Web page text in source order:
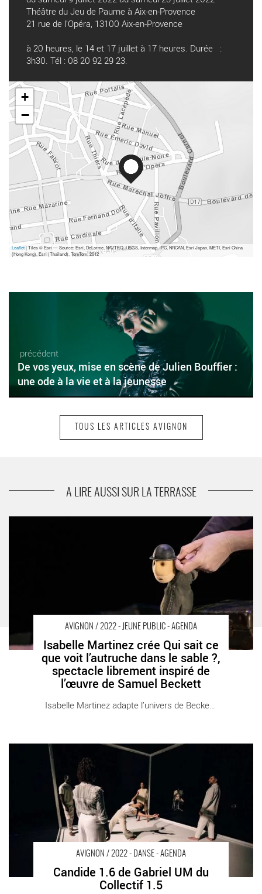
Théâtre du Jeu de Paume à Aix-en-Provence
21 rue de l'Opéra, 13100 Aix-en-Provence
à 20 heures, le 14 et 17 juillet à 17 heures. Durée
:
3h30. Tél : 08 20 92 29 23.
+
−
Leaflet| Tiles © Esri — Source: Esri, DeLorme, NAVTEQ, USGS, Intermap, iPC, NRCAN, Esri Japan, METI, Esri China
(Hong Kong), Esri (Thailand), TomTom, 2012
précédent
De vos yeux, mise en scène de Julien Bouffier :
une ode à la vie et à la jeunesse
Six°, une comédie acrobatique
TOUS LES ARTICLES AVIGNON
A LIRE AUSSI SUR LA TERRASSE
AVIGNON / 2022 - JEUNE PUBLIC - AGENDA
Isabelle Martinez crée Qui sait ce
que voit l’autruche dans le sable ?,
spectacle librement inspiré de
l’œuvre de Samuel Beckett
Isabelle Martinez adapte l’univers de Beckett [...]
Isabelle Martinez crée Qui sait ce que voit l’autruche dans le
sable ?, spectacle librement inspiré de l’œuvre de Samuel
Beckett - Critique sortie Avignon / 2022 Avignon Avignon Off.
AVIGNON / 2022 - DANSE - AGENDA
Candide 1.6 de Gabriel UM du
Collectif 1.5
Candide 1.6 de Gabriel UM du Collectif 1.5 - Critique sortie
Avignon / 2022 Avignon Avignon Off. Nouveau Grenier